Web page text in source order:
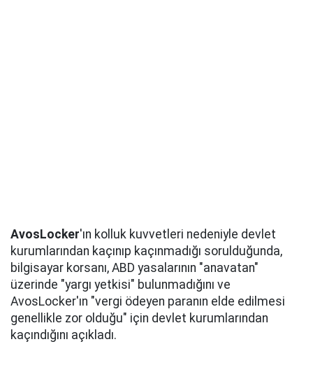
AvosLocker'ın kolluk kuvvetleri nedeniyle devlet
kurumlarından kaçınıp kaçınmadığı sorulduğunda,
bilgisayar korsanı, ABD yasalarının "anavatan"
üzerinde "yargı yetkisi" bulunmadığını ve
AvosLocker'ın "vergi ödeyen paranın elde edilmesi
genellikle zor olduğu" için devlet kurumlarından
kaçındığını açıkladı.